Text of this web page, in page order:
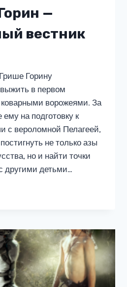
—
вестник
Горину
в первом
коварными ворожеями. За
на подготовку к
с вероломной Пелагеей,
не только азы
но и найти точки
другими детьми…